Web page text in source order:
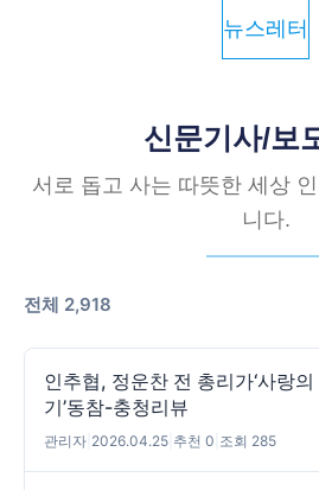
뉴스레터
신문기사/보
서로 돕고 사는 따뜻한 세상
니다.
전체 2,918
인추협, 정운찬 전 총리가‘사랑
기’동참-충청리뷰
관리자 2026.04.25 추천 0 조회 285